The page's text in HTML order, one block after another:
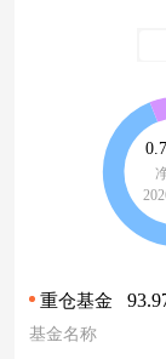
重仓基金
基金名称